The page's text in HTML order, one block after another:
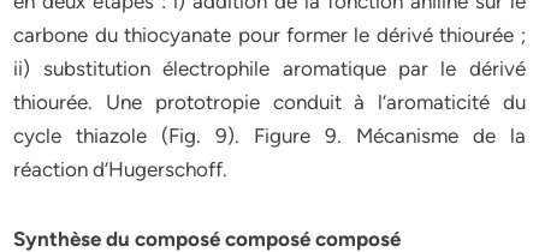
carbone du thiocyanate pour former le dérivé thiourée ;
ii) substitution électrophile aromatique par le dérivé
thiourée. Une prototropie conduit à l’aromaticité du
cycle thiazole (Fig. 9). Figure 9. Mécanisme de la
réaction d’Hugerschoff.
Synthèse du composé composé composé